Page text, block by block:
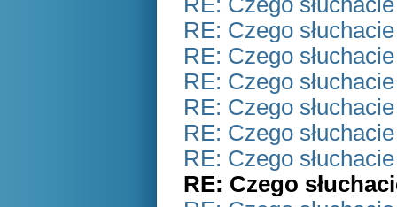
RE: Czego
RE: Czego
RE: Czego
RE: Czego
RE: Czego
RE: Czego
RE: Czego